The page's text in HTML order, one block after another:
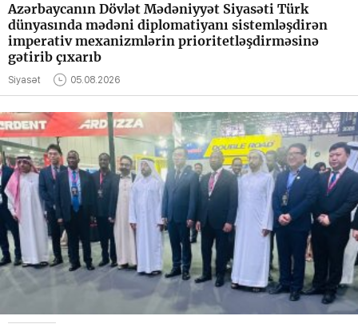
Azərbaycanın Dövlət Mədəniyyət Siyasəti Türk
dünyasında mədəni diplomatiyanı sistemləşdirən
imperativ mexanizmlərin prioritetləşdirməsinə
gətirib çıxarıb
Siyasət 05.08.2026